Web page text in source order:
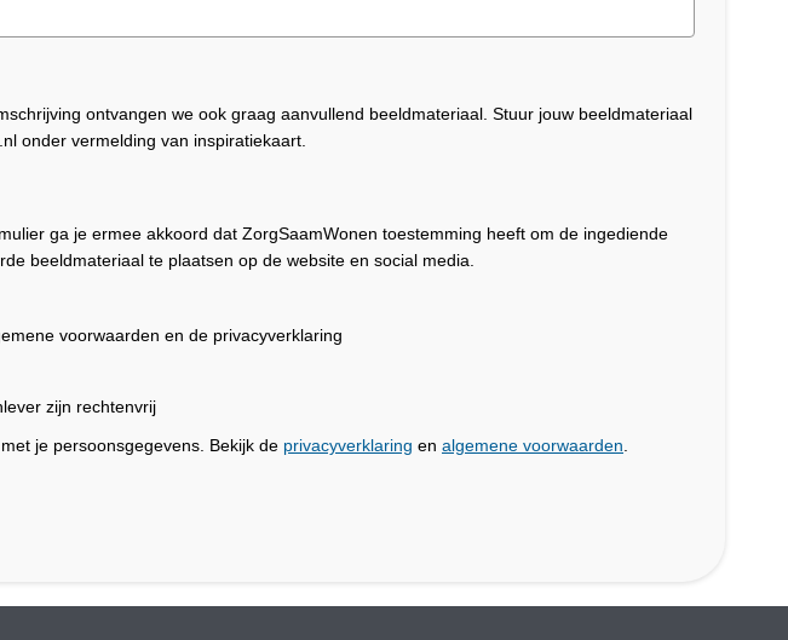
ontvangen we ook graag aanvullend beeldmateriaal. Stuur jouw beeldmateriaal
onder vermelding van inspiratiekaart.
ga je ermee akkoord dat ZorgSaamWonen toestemming heeft om de ingediende
beeldmateriaal te plaatsen op de website en social media.
voorwaarden en de privacyverklaring
zijn rechtenvrij
je persoonsgegevens. Bekijk de privacyverklaring en algemene voorwaarden.